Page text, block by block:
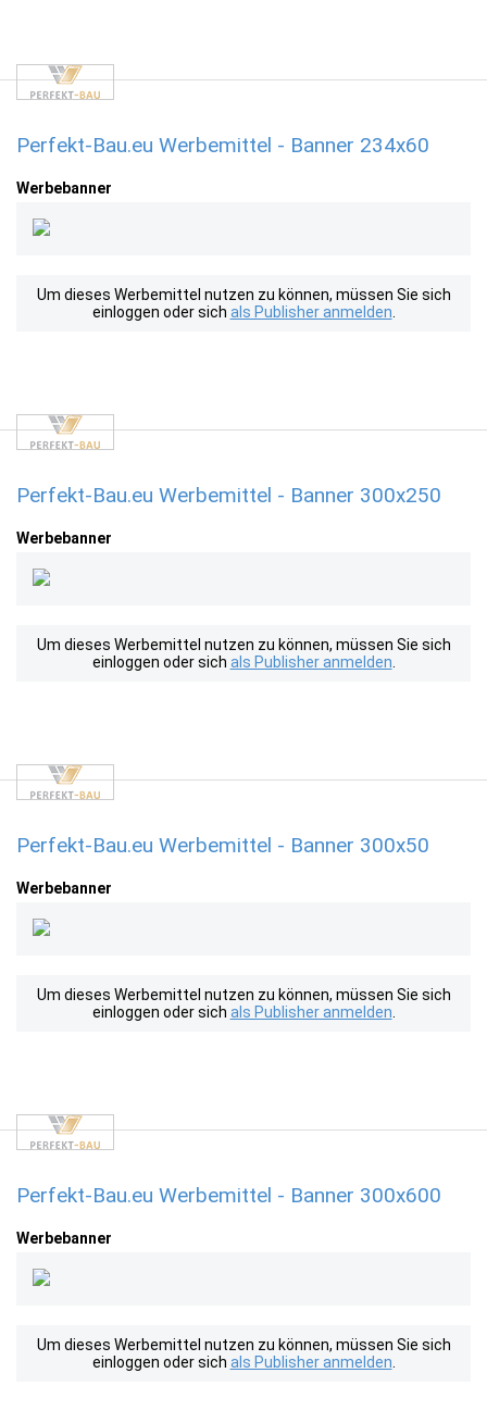
Perfekt-Bau.eu Werbemittel - Banner 234x60
Werbebanner
Um dieses Werbemittel nutzen zu können, müssen Sie sich
einloggen oder sich als Publisher anmelden
Perfekt-Bau.eu Werbemittel - Banner 300x250
Werbebanner
Um dieses Werbemittel nutzen zu können, müssen Sie sich
einloggen oder sich als Publisher anmelden
Perfekt-Bau.eu Werbemittel - Banner 300x50
Werbebanner
Um dieses Werbemittel nutzen zu können, müssen Sie sich
einloggen oder sich als Publisher anmelden
Perfekt-Bau.eu Werbemittel - Banner 300x600
Werbebanner
Um dieses Werbemittel nutzen zu können, müssen Sie sich
einloggen oder sich als Publisher anmelden